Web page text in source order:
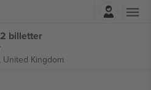
billetter
United Kingdom